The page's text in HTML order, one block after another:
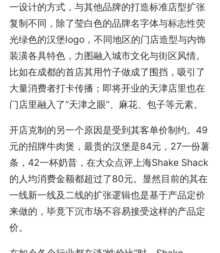
一设计的方式，与其他品牌的打造标准店型扩张
复制不同，除了莹白色的品牌名字体与标志性荧
光绿色的汉堡logo，不同地区的门店造型与内饰
装潢各具特色，力图融入城市文化与街区风情。
比如在成都的首店其用竹子做成了围挡，吸引了
大量消费者打卡传播；即将开业的天津店里也在
门店里融入了“天津之眼”、麻花、包子等元素。
开店克制的另一个原因是受到其客单价制约。49
元的招牌牛肉煲，最贵的汉堡是84元，27一份薯
条，42一杯奶昔，在大众点评上海Shake Shack
的人均消费金额都超过了80元。显然目前的其在
一线新一线及二线的扩张逻辑也是基于产品定价
来做的，毕竟下沉市场不容易接受这样的产品定
价。